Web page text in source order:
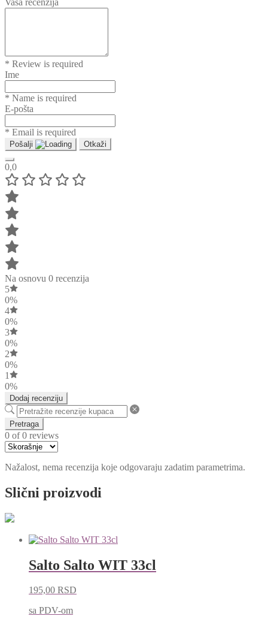
* Review is required
Ime
* Name is required
E-pošta
* Email is required
Pošalji Otkaži
0,0
Na osnovu 0 recenzija
5
0%
4
0%
3
0%
2
0%
1
0%
Dodaj recenziju
Pretraga
0 of 0 reviews
Nažalost, nema recenzija koje odgovaraju zadatim parametrima.
Slični proizvodi
Salto Salto WIT 33cl
195,00 RSD
sa PDV-om